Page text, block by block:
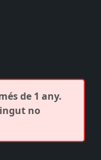
de 1 any.
no